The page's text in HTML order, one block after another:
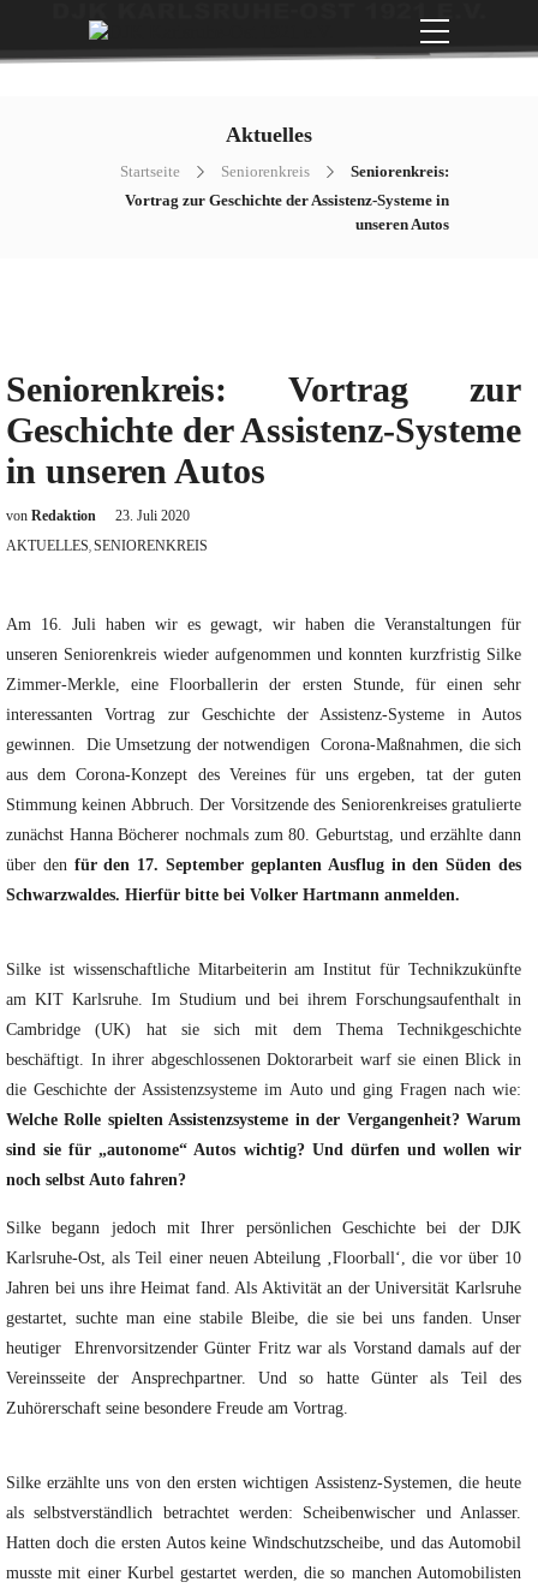
Aktuelles
Startseite Seniorenkreis
Seniorenkreis:
Vortrag zur Geschichte der Assistenz-Systeme in
unseren Autos
Seniorenkreis: Vortrag zur
Geschichte der Assistenz-Systeme
in unseren Autos
von Redaktion
23. Juli 2020
AKTUELLES, SENIORENKREIS
Am 16. Juli haben wir es gewagt, wir haben die Veranstaltungen für
unseren Seniorenkreis wieder aufgenommen und konnten kurzfristig Silke
Zimmer-Merkle, eine Floorballerin der ersten Stunde, für einen sehr
interessanten Vortrag zur Geschichte der Assistenz-Systeme in Autos
gewinnen. Die Umsetzung der notwendigen Corona-Maßnahmen, die sich
aus dem Corona-Konzept des Vereines für uns ergeben, tat der guten
Stimmung keinen Abbruch. Der Vorsitzende des Seniorenkreises gratulierte
zunächst Hanna Böcherer nochmals zum 80. Geburtstag, und erzählte dann
über den für den 17. September geplanten Ausflug in den Süden des
Schwarzwaldes. Hierfür bitte bei Volker Hartmann anmelden.
Silke ist wissenschaftliche Mitarbeiterin am Institut für Technikzukünfte
am KIT Karlsruhe. Im Studium und bei ihrem Forschungsaufenthalt in
Cambridge (UK) hat sie sich mit dem Thema Technikgeschichte
beschäftigt. In ihrer abgeschlossenen Doktorarbeit warf sie einen Blick in
die Geschichte der Assistenzsysteme im Auto und ging Fragen nach wie:
Welche Rolle spielten Assistenzsysteme in der Vergangenheit? Warum
sind sie für „autonome“ Autos wichtig? Und dürfen und wollen wir
noch selbst Auto fahren?
Silke begann jedoch mit Ihrer persönlichen Geschichte bei der DJK
Karlsruhe-Ost, als Teil einer neuen Abteilung ‚Floorball‘, die vor über 10
Jahren bei uns ihre Heimat fand. Als Aktivität an der Universität Karlsruhe
gestartet, suchte man eine stabile Bleibe, die sie bei uns fanden. Unser
heutiger Ehrenvorsitzender Günter Fritz war als Vorstand damals auf der
Vereinsseite der Ansprechpartner. Und so hatte Günter als Teil des
Zuhörerschaft seine besondere Freude am Vortrag.
Silke erzählte uns von den ersten wichtigen Assistenz-Systemen, die heute
als selbstverständlich betrachtet werden: Scheibenwischer und Anlasser.
Hatten doch die ersten Autos keine Windschutzscheibe, und das Automobil
musste mit einer Kurbel gestartet werden, die so manchen Automobilisten